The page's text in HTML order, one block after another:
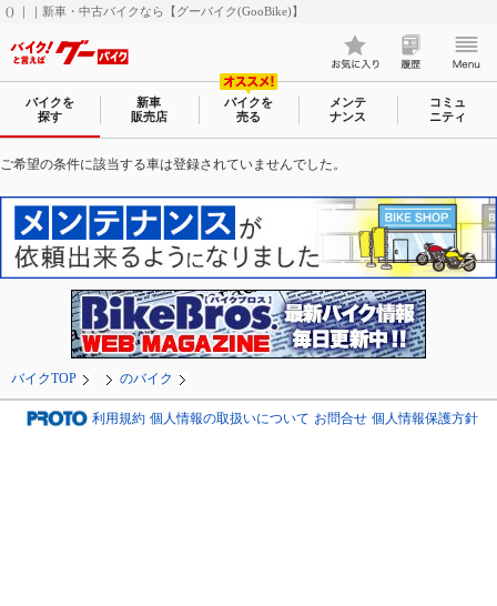
() ｜｜新車・中古バイクなら【グーバイク(GooBike)】
バイクを
探す
新車
販売店
バイクを
売る
メンテ
ナンス
コミュ
ニティ
ご希望の条件に該当する車は登録されていませんでした。
バイクTOP のバイク
利用規約 個人情報の取扱いについて お問合せ 個人情報保護方針